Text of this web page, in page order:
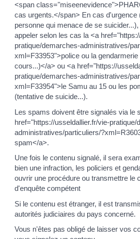
<span
cas urgents.</span> En cas d'urgence
personne qui menace de se
appeler selon les cas la <a
pratique/demarches-administratives/
xml=F33953">police ou la
cours...)</a> ou <a href="https://
pratique/demarches-administratives/
xml=F33954">le Samu au 15 ou les
(tentative de suicide...).
Les spams doivent être signalés via le
href="https://usseldallier.fr/vie-pratique/
administratives/particuliers/
spam</a>.
Une fois le contenu signalé, il sera
bien une infraction, les policiers et
ouvrir une procédure ou transmettre le
d'enquête compétent
Si le contenu est étranger, il est
autorités judiciaires du pays concerné.
Vous n'êtes pas obligé de laisser vos